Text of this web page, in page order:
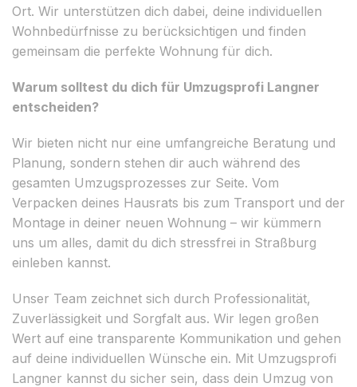
Ort. Wir unterstützen dich dabei, deine individuellen
Wohnbedürfnisse zu berücksichtigen und finden
gemeinsam die perfekte Wohnung für dich.
Warum solltest du dich für Umzugsprofi Langner
entscheiden?
Wir bieten nicht nur eine umfangreiche Beratung und
Planung, sondern stehen dir auch während des
gesamten Umzugsprozesses zur Seite. Vom
Verpacken deines Hausrats bis zum Transport und der
Montage in deiner neuen Wohnung – wir kümmern
uns um alles, damit du dich stressfrei in Straßburg
einleben kannst.
Unser Team zeichnet sich durch Professionalität,
Zuverlässigkeit und Sorgfalt aus. Wir legen großen
Wert auf eine transparente Kommunikation und gehen
auf deine individuellen Wünsche ein. Mit Umzugsprofi
Langner kannst du sicher sein, dass dein Umzug von